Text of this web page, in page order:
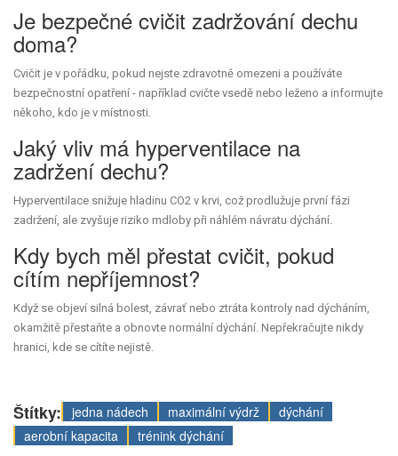
Je bezpečné cvičit zadržování dechu
doma?
Cvičit je v pořádku, pokud nejste zdravotně omezeni a používáte
bezpečnostní opatření - například cvičte vsedě nebo leženo a informujte
někoho, kdo je v místnosti.
Jaký vliv má hyperventilace na
zadržení dechu?
Hyperventilace snižuje hladinu CO2 v krvi, což prodlužuje první fázi
zadržení, ale zvyšuje riziko mdloby při náhlém návratu dýchání.
Kdy bych měl přestat cvičit, pokud
cítím nepříjemnost?
Když se objeví silná bolest, závrať nebo ztráta kontroly nad dýcháním,
okamžitě přestaňte a obnovte normální dýchání. Nepřekračujte nikdy
hranici, kde se cítíte nejistě.
Štítky: jedna nádech maximální výdrž
dýchání
aerobní kapacita
trénink dýchání